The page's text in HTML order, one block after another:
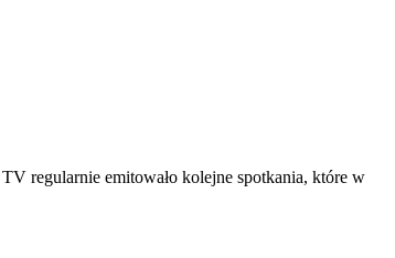
regularnie emitowało kolejne spotkania, które w